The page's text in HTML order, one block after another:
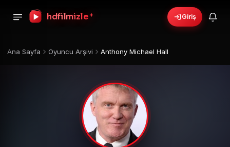
hdfilmizle + Giriş
Ana Sayfa Oyuncu Arşivi Anthony Michael Hall